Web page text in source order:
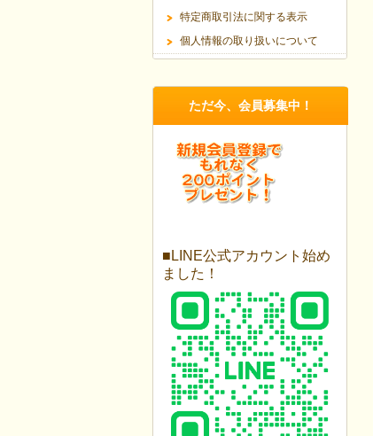
特定商取引法に関する表示
個人情報の取り扱いについて
ただ今、会員募集中！
■LINE公式アカウント始め
ました！